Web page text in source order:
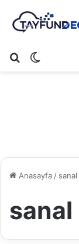
Arama yap ...
Anasayfa/
sanal